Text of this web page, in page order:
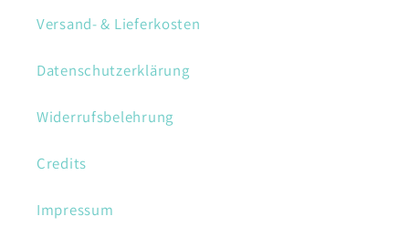
Versand- & Lieferkosten
Datenschutzerklärung
Widerrufsbelehrung
Credits
Impressum